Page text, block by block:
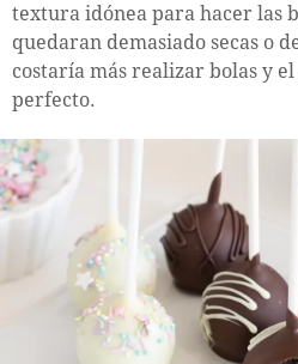
textura idónea para hacer las
quedaran demasiado secas o
costaría más realizar bolas y
perfecto.